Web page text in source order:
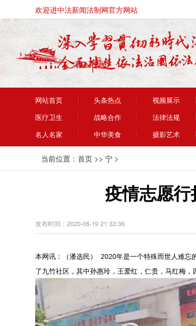
欢迎进中法新闻法制网官方网站
网站首页 头条热点 视频展示
医疗卫生
战略合作 法律法规
名人名家
中华美食 摄影艺术
当前位置： 首页 >> 宁 >
疫情志愿
发布时间：2020-06-19 21:33:36
本网讯：（潘选民）
2020年是一个特殊而世人难忘
了九竹社区，其中孙惠玲，王爱红，仁贵，马红梅，